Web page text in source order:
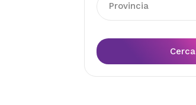
Provincia
Cerca